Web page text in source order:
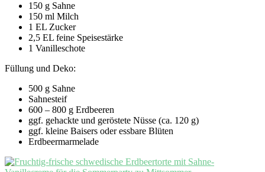
150 g Sahne
150 ml Milch
1 EL Zucker
2,5 EL feine Speisestärke
1 Vanilleschote
Füllung und Deko:
500 g Sahne
Sahnesteif
600 – 800 g Erdbeeren
ggf. gehackte und geröstete Nüsse (ca. 120 g)
ggf. kleine Baisers oder essbare Blüten
Erdbeermarmelade